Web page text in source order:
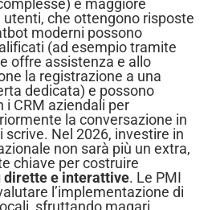
e maggiore
che ottengono risposte
moderni possono
(ad esempio tramite
offre assistenza e allo
la registrazione a una
dedicata) e possono
CRM aziendali per
la conversazione in
scrive. Nel 2026, investire in
non sarà più un extra,
chiave per costruire
dirette e interattive. Le PMI
l’implementazione di
sfruttando magari